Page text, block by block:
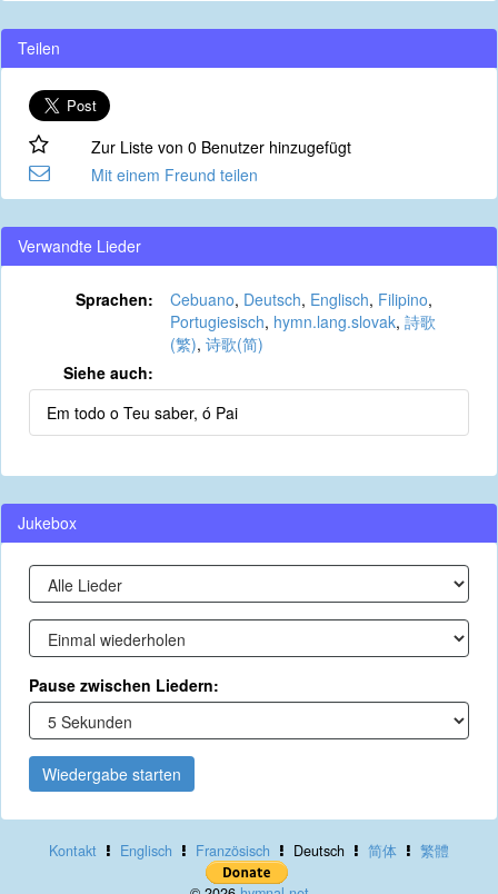
Teilen
Zur Liste von 0 Benutzer hinzugefügt
Mit einem Freund teilen
Verwandte Lieder
Sprachen: Cebuano, Deutsch, Englisch, Filipino,
Portugiesisch, hymn.lang.slovak, 詩歌
(繁), 诗歌(简)
Siehe auch:
Em todo o Teu saber, ó Pai
Jukebox
Pause zwischen Liedern:
Wiedergabe starten
Kontakt Englisch Französisch Deutsch 简体 繁體